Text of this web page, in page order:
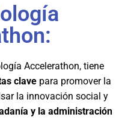
Accelerathon, tiene
clavepara promover la
la innovación social y
y la administración